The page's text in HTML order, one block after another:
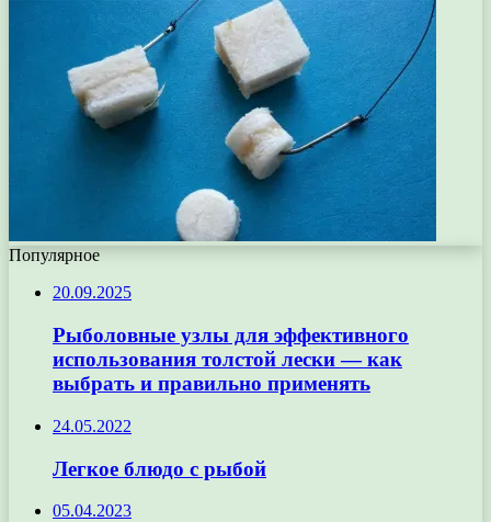
Популярное
20.09.2025
Рыболовные узлы для эффективного
использования толстой лески — как
выбрать и правильно применять
24.05.2022
Легкое блюдо с рыбой
05.04.2023